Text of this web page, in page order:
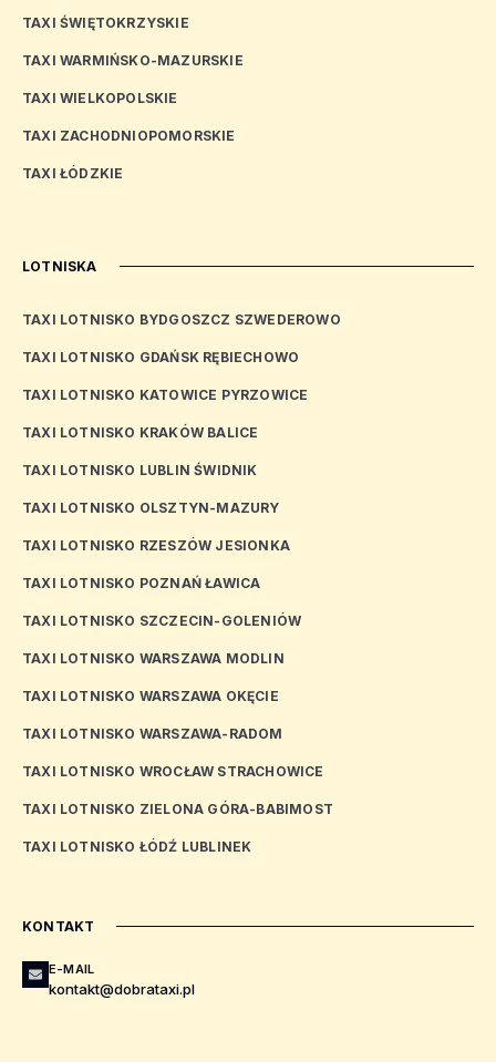
TAXI ŚWIĘTOKRZYSKIE
TAXI WARMIŃSKO-MAZURSKIE
TAXI WIELKOPOLSKIE
TAXI ZACHODNIOPOMORSKIE
TAXI ŁÓDZKIE
LOTNISKA
TAXI LOTNISKO BYDGOSZCZ SZWEDEROWO
TAXI LOTNISKO GDAŃSK RĘBIECHOWO
TAXI LOTNISKO KATOWICE PYRZOWICE
TAXI LOTNISKO KRAKÓW BALICE
TAXI LOTNISKO LUBLIN ŚWIDNIK
TAXI LOTNISKO OLSZTYN-MAZURY
TAXI LOTNISKO RZESZÓW JESIONKA
TAXI LOTNISKO POZNAŃ ŁAWICA
TAXI LOTNISKO SZCZECIN-GOLENIÓW
TAXI LOTNISKO WARSZAWA MODLIN
TAXI LOTNISKO WARSZAWA OKĘCIE
TAXI LOTNISKO WARSZAWA-RADOM
TAXI LOTNISKO WROCŁAW STRACHOWICE
TAXI LOTNISKO ZIELONA GÓRA-BABIMOST
TAXI LOTNISKO ŁÓDŹ LUBLINEK
KONTAKT
E-MAIL
kontakt@dobrataxi.pl